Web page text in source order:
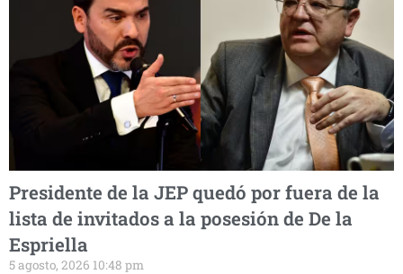
Presidente de la JEP quedó por fuera de la
lista de invitados a la posesión de De la
Espriella
5 agosto, 2026 10:48 pm